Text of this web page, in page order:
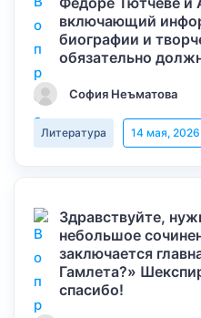
включающий
биографии и
обязательно
София Неъматова
Литература 14 мая, 2026
Здравствуйте,
небольшое
заключается
Гамлета?»
спасибо!